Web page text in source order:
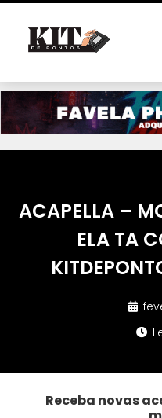
ACAPELLA –
ELA TA
Receba novas